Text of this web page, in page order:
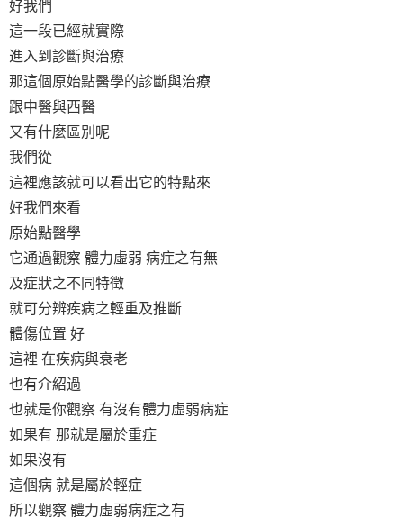
好我們
這一段已經就實際
進入到診斷與治療
那這個原始點醫學的診斷與治療
跟中醫與西醫
又有什麼區別呢
我們從
這裡應該就可以看出它的特點來
好我們來看
原始點醫學
它通過觀察 體力虛弱 病症之有無
及症狀之不同特徵
就可分辨疾病之輕重及推斷
體傷位置 好
這裡 在疾病與衰老
也有介紹過
也就是你觀察 有沒有體力虛弱病症
如果有 那就是屬於重症
如果沒有
這個病 就是屬於輕症
所以觀察 體力虛弱病症之有